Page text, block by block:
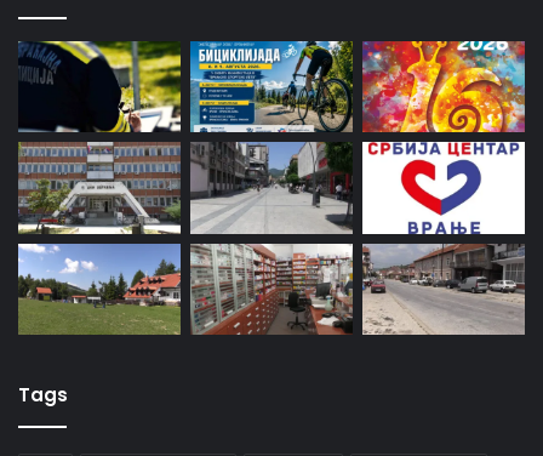
Tags